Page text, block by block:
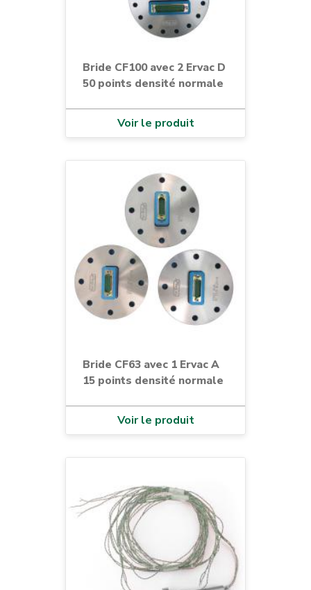
Bride CF100 avec 2 Ervac D
50 points densité normale
Voir le produit
Bride CF63 avec 1 Ervac A
15 points densité normale
Voir le produit